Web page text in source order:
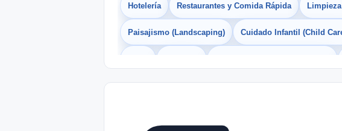
Hotelería Restaurantes y Comida Rápida
Paisajismo (Landscaping) Cuidado Infantil (Child
Freelance Prácticas (Internships) Empleos para